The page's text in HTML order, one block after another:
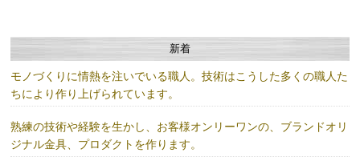
新着
モノづくりに情熱を注いでいる職人。技術はこうした多くの職人た
ちにより作り上げられています。
熟練の技術や経験を生かし、お客様オンリーワンの、ブランドオリ
ジナル金具、プロダクトを作ります。